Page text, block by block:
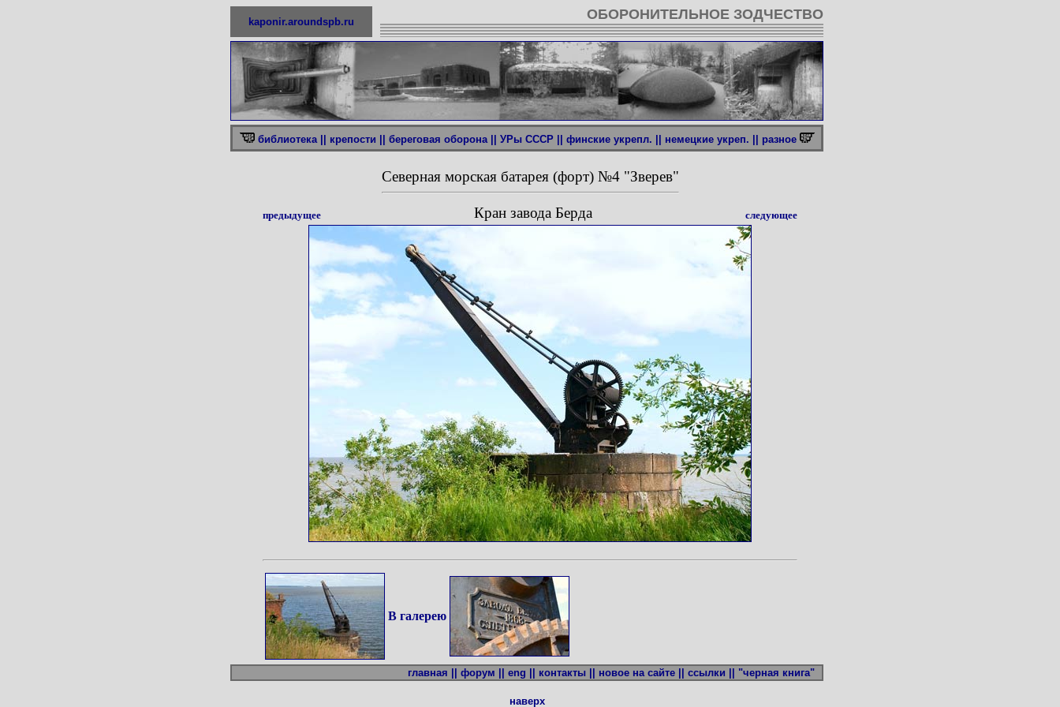
kaponir.aroundspb.ru ОБОРОНИТЕЛЬНОЕ ЗОДЧЕСТВО
библиотека || крепости || береговая оборона || УРы СССР || финские укрепл. || немецкие укреп. || разное
Северная морская батарея (форт) №4 "Зверев"
предыдущее Кран завода Берда следующее
В галерею
главная || форум || eng || контакты || новое на сайте || ссылки || "черная книга"
наверх